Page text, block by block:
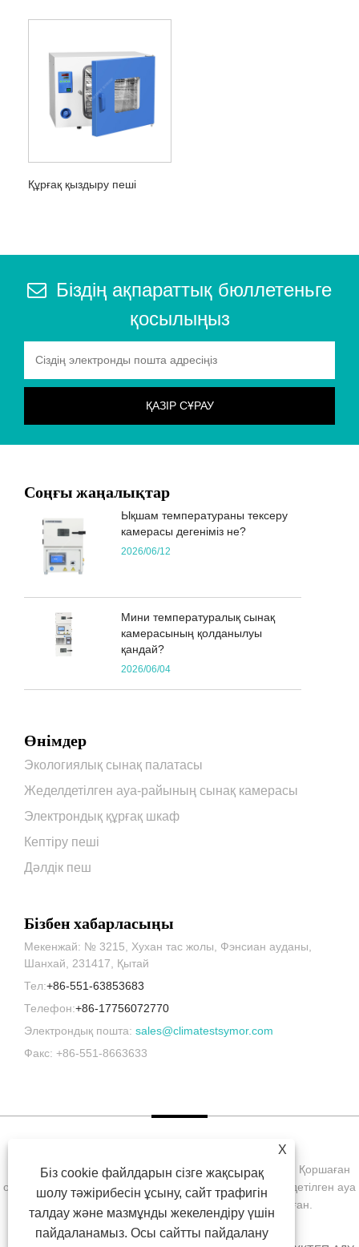
Құрғақ қыздыру пеші
Біздің ақпараттық бюллетеньге
қосылыңыз
Соңғы жаңалықтар
Ықшам температураны тексеру
камерасы дегеніміз не?
2026/06/12
Мини температуралық сынақ
камерасының қолданылуы
қандай?
2026/06/04
Өнімдер
Экологиялық сынақ палатасы
Жеделдетілген ауа-райының сынақ камерасы
Электрондық құрғақ шкаф
Кептіру пеші
Дәлдік пеш
Бізбен хабарласыңы
Мекенжай: № 3215, Хухан тас жолы, Фэнсиан ауданы,
Шанхай, 231417, Қытай
Тел:+86-551-63853683
Телефон:+86-17756072770
Электрондық пошта: sales@climatestsymor.com
Факс: +86-551-8663633
Copyright © 2022 Symor Instrument Equipment Co., Ltd. Қоршаған
ортаны сынау камерасы, электронды құрғақ шкаф, тездетілген ауа
райы сынақ камерасы Барлық құқықтар қорғалған.
X
Біз cookie файлдарын сізге жақсырақ
шолу тәжірибесін ұсыну, сайт трафигін
талдау және мазмұнды жекелендіру үшін
пайдаланамыз. Осы сайтты пайдалану